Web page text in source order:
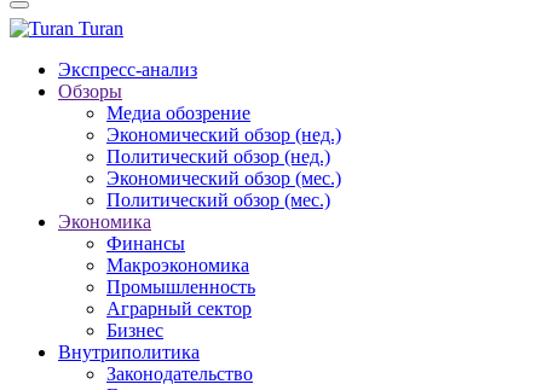
Turan
Экспресс-анализ
Обзоры
Медиа обозрение
Экономический обзор (нед.)
Политический обзор (нед.)
Экономический обзор (мес.)
Политический обзор (мес.)
Экономика
Финансы
Макроэкономика
Промышленность
Аграрный сектор
Бизнес
Внутриполитика
Законодательство